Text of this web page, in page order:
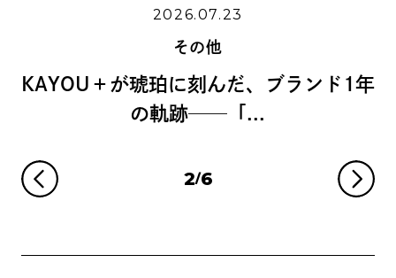
んだ、ブランド1年
リグラフィー
3/6